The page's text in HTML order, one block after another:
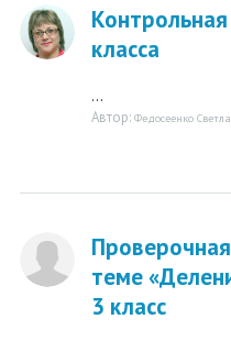
класса
...
Автор: Федосеенко
теме
3 класс